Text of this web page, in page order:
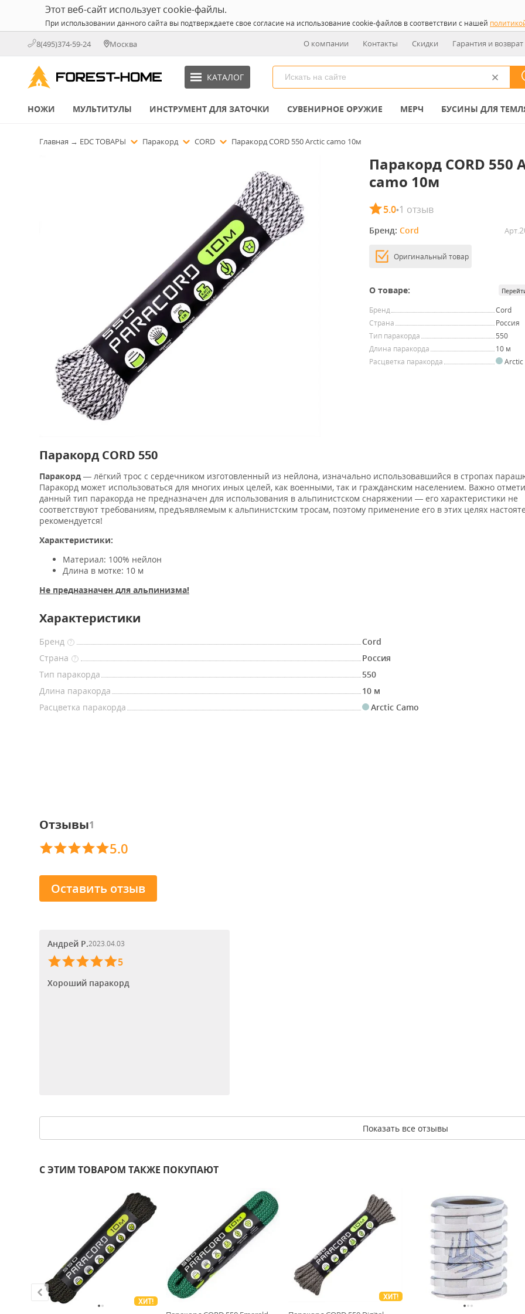
Этот веб-сайт использует cookie-файлы.
При использовании данного сайта вы подтверждаете свое согласие на использование cookie-файлов в соответствии с нашей
8(495)374-59-24 Москва О компании Контакты Скидки Гарантия и возврат
КАТАЛОГ
НОЖИ МУЛЬТИТУЛЫ ИНСТРУМЕНТ ДЛЯ ЗАТОЧКИ СУВЕНИРНОЕ ОРУЖИЕ МЕРЧ БУСИНЫ ДЛЯ
Главная → EDC ТОВАРЫ Паракорд CORD Паракорд CORD 550 Arctic camo 10м
Паракорд CORD 550
camo 10м
5.0•1 отзыв
Бренд: Cord Арт.
Оригинальный товар
О товаре:
Бренд
Cord
Страна
Россия
Тип паракорда
550
Длина паракорда
10 м
Расцветка паракорда
Arctic
Паракорд CORD 550
Паракорд — лёгкий трос с сердечником изготовленный из нейлона, изначально использовавшийся в стропах
Паракорд может использоваться для многих иных целей, как военными, так и гражданским населением. Важно
данный тип паракорда не предназначен для использования в альпинистском снаряжении — его характеристики не
соответствуют требованиям, предъявляемым к альпинистским тросам, поэтому применение его в этих целях
рекомендуется!
Характеристики:
Материал: 100% нейлон
Длина в мотке: 10 м
Не предназначен для альпинизма!
Характеристики
Бренд ?
Cord
Страна
?
Россия
Тип паракорда
550
Длина паракорда
10 м
Расцветка паракорда
Arctic Camo
Отзывы1
5.0
Оставить отзыв
Андрей Р.2023.04.03
5
Хороший паракорд
Показать все отзывы
С ЭТИМ ТОВАРОМ ТАКЖЕ ПОКУПАЮТ
ХИТ!
ХИТ!